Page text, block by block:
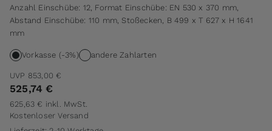
Anzahl Einschübe: 12, Format Einschübe: EN 530 x 370 mm,
Abstand Einschübe: 110 mm, Stoßecken, B 499 x T 627 x H 1641
mm
Vorkasse (-3%) andere Zahlarten
UVP 853,00 €
525,74 €
625,63 € inkl. MwSt.
Kostenloser Versand